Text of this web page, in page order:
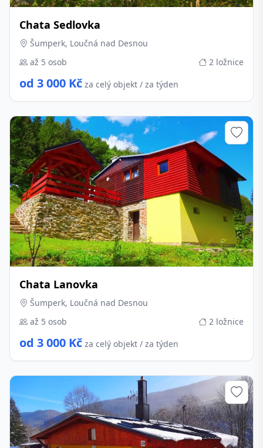
Chata Sedlovka
Šumperk, Loučná nad Desnou
až 5 osob
2 ložnice
od 3 000 Kč za celý objekt / za týden
Chata Lanovka
Šumperk, Loučná nad Desnou
až 5 osob
2 ložnice
od 3 000 Kč za celý objekt / za týden